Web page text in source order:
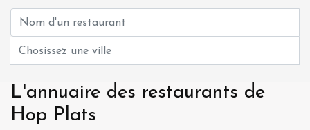
L'annuaire des restaurants de
Hop Plats